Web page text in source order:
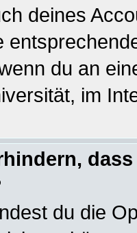
deines
du an
im
du die